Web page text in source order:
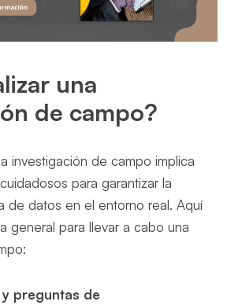
una
de campo?
investigación de campo implica
para garantizar la
de datos en el entorno real. Aquí
general para llevar a cabo una
preguntas de